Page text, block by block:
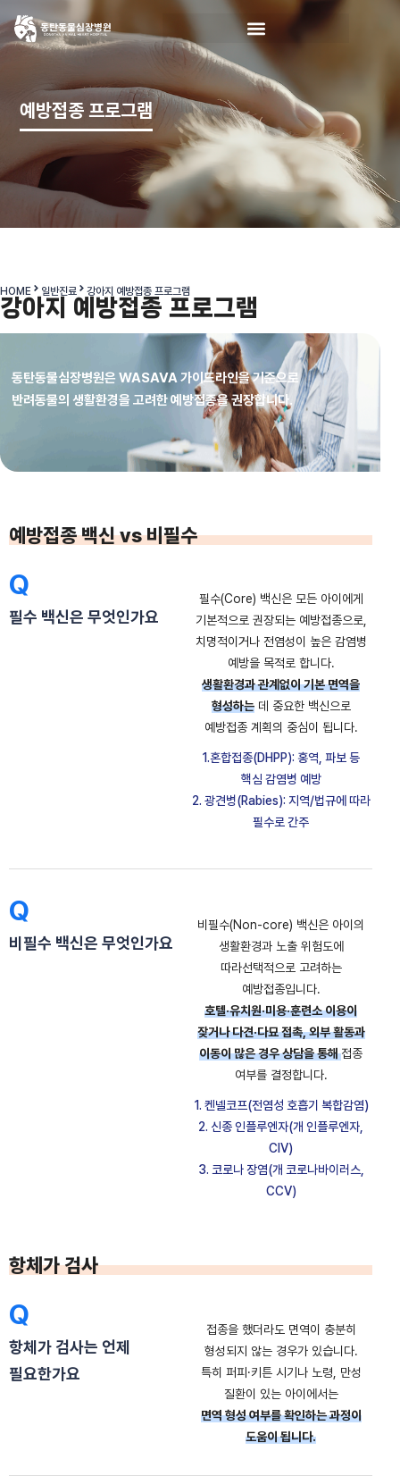
예방접종 프로그램
HOME 일반진료 강아지 예방접종 프로그램
강아지 예방접종 프로그램
동탄동물심장병원은 WASAVA 가이드라인을 기준으로
반려동물의 생활환경을 고려한 예방접종을 권장합니다.
예방접종 백신 vs 비필수
Q
필수 백신은 무엇인가요
필수(Core) 백신은 모든 아이에게
기본적으로 권장되는 예방접종으로,
치명적이거나 전염성이 높은 감염병
예방을 목적로 합니다.
생활환경과 관계없이 기본 면역을
형성하는데 중요한 백신으로
예방접종 계획의 중심이 됩니다.
1.혼합접종(DHPP): 홍역, 파보 등
핵심 감염병 예방
2. 광견병(Rabies): 지역/법규에 따라
필수로 간주
Q
비필수 백신은 무엇인가요
비필수(Non-core) 백신은 아이의
생활환경과 노출 위험도에
따라선택적으로 고려하는
예방접종입니다.
호텔·유치원·미용·훈련소 이용이
잦거나 다견·다묘 접촉, 외부 활동과
이동이 많은 경우 상담을 통해접종
여부를 결정합니다.
1. 켄넬코프(전염성 호흡기 복합감염)
2. 신종 인플루엔자(개 인플루엔자,
CIV)
3. 코로나 장염(개 코로나바이러스,
CCV)
항체가 검사
Q
항체가 검사는 언제
필요한가요
접종을 했더라도 면역이 충분히
형성되지 않는 경우가 있습니다.
특히 퍼피·키튼 시기나 노령, 만성
질환이 있는 아이에서는
면역 형성 여부를 확인하는 과정이
도움이 됩니다.